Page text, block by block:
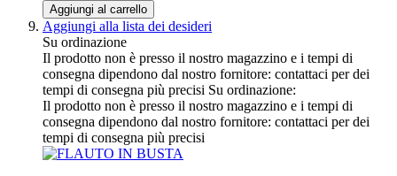
Aggiungi al carrello
Aggiungi alla lista dei desideri
Su ordinazione
Il prodotto non è presso il nostro magazzino e i tempi di
consegna dipendono dal nostro fornitore: contattaci per dei
tempi di consegna più precisi Su ordinazione:
Il prodotto non è presso il nostro magazzino e i tempi di
consegna dipendono dal nostro fornitore: contattaci per dei
tempi di consegna più precisi